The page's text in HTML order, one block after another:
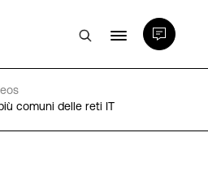
comuni delle reti IT